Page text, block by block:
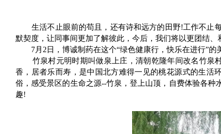
生活不止眼前的苟且，还有诗和远方的田野!工作不止每
默契度，让同事间更加了解彼此，今后，我们将以更团结、
7月2日，博诚制药在这个“绿色健康行，快乐在进行”的
竹泉村元明时期叫做泉上庄，清朝乾隆年间改名竹泉村
香，居者乐而寿，是中国北方难得一见的桃花源式的生活
俗，感受景区的生命之源--竹泉，登上山顶，自费体验各
趣!